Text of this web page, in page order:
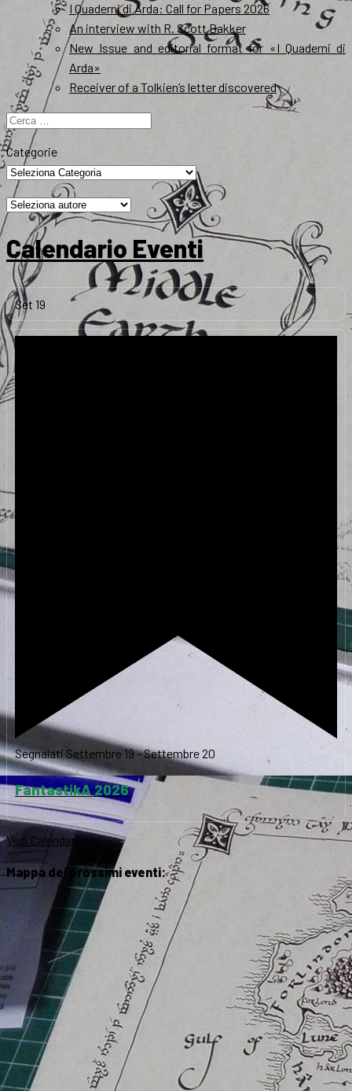
I Quaderni di Arda: Call for Papers 2026
An interview with R. Scott Bakker
New Issue and editorial format for «I Quaderni di
Arda»
Receiver of a Tolkien’s letter discovered
Ricerca
per:
Categorie
Calendario Eventi
Set 19
Segnalati Settembre 19-Settembre 20
FantastikA 2026
Vedi Calendario
Mappa dei prossimi eventi: